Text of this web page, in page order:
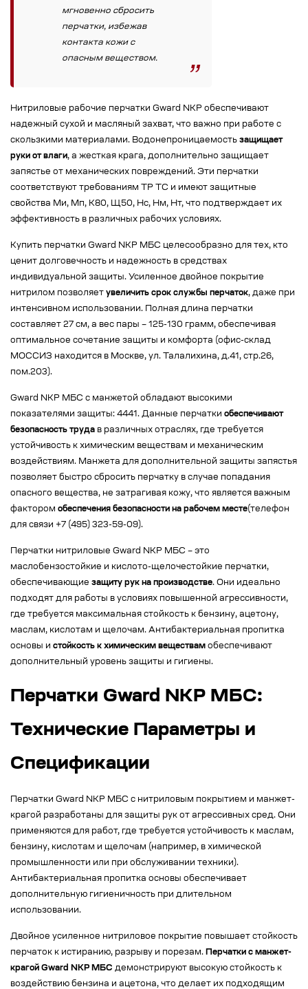
мгновенно сбросить
перчатки, избежав
контакта кожи с
опасным веществом.
Нитриловые рабочие перчатки Gward NKP обеспечивают
надежный сухой и масляный захват, что важно при работе с
скользкими материалами. Водонепроницаемость защищает
руки от влаги, а жесткая крага, дополнительно защищает
запястье от механических повреждений. Эти перчатки
соответствуют требованиям ТР ТС и имеют защитные
свойства Ми, Мп, К80, Щ50, Нс, Нм, Нт, что подтверждает их
эффективность в различных рабочих условиях.
Купить перчатки Gward NKP МБС целесообразно для тех, кто
ценит долговечность и надежность в средствах
индивидуальной защиты. Усиленное двойное покрытие
нитрилом позволяет увеличить срок службы перчаток, даже при
интенсивном использовании. Полная длина перчатки
составляет 27 см, а вес пары – 125-130 грамм, обеспечивая
оптимальное сочетание защиты и комфорта (офис-склад
МОССИЗ находится в Москве, ул. Талалихина, д.41, стр.26,
пом.203).
Gward NKP МБС с манжетой обладают высокими
показателями защиты: 4441. Данные перчатки обеспечивают
безопасность труда в различных отраслях, где требуется
устойчивость к химическим веществам и механическим
воздействиям. Манжета для дополнительной защиты запястья
позволяет быстро сбросить перчатку в случае попадания
опасного вещества, не затрагивая кожу, что является важным
фактором обеспечения безопасности на рабочем месте(телефон
для связи +7 (495) 323-59-09).
Перчатки нитриловые Gward NKP МБС – это
маслобензостойкие и кислото-щелочестойкие перчатки,
обеспечивающие защиту рук на производстве. Они идеально
подходят для работы в условиях повышенной агрессивности,
где требуется максимальная стойкость к бензину, ацетону,
маслам, кислотам и щелочам. Антибактериальная пропитка
основы и стойкость к химическим веществам обеспечивают
дополнительный уровень защиты и гигиены.
Перчатки Gward NKP МБС:
Технические Параметры и
Спецификации
Перчатки Gward NKP МБС с нитриловым покрытием и манжет-
крагой разработаны для защиты рук от агрессивных сред. Они
применяются для работ, где требуется устойчивость к маслам,
бензину, кислотам и щелочам (например, в химической
промышленности или при обслуживании техники).
Антибактериальная пропитка основы обеспечивает
дополнительную гигиеничность при длительном
использовании.
Двойное усиленное нитриловое покрытие повышает стойкость
перчаток к истиранию, разрыву и порезам. Перчатки с манжет-
крагой Gward NKP МБС демонстрируют высокую стойкость к
воздействию бензина и ацетона, что делает их подходящим